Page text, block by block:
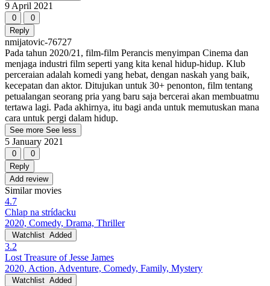
9 April 2021
0
0
Reply
nmijatovic-76727
Pada tahun 2020/21, film-film Perancis menyimpan Cinema dan
menjaga industri film seperti yang kita kenal hidup-hidup. Klub
perceraian adalah komedi yang hebat, dengan naskah yang baik,
kecepatan dan aktor. Ditujukan untuk 30+ penonton, film tentang
petualangan seorang pria yang baru saja bercerai akan membuatmu
tertawa lagi. Pada akhirnya, itu bagi anda untuk memutuskan mana
cara untuk pergi dalam hidup.
See more See less
5 January 2021
0
0
Reply
Add review
Similar movies
4.7
Chlap na strídacku
2020, Comedy, Drama, Thriller
Watchlist Added
3.2
Lost Treasure of Jesse James
2020, Action, Adventure, Comedy, Family, Mystery
Watchlist Added